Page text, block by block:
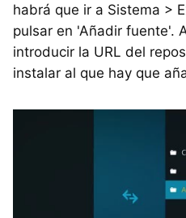
habrá que ir a Sistema >
pulsar en 'Añadir fuente'.
introducir la URL del
instalar al que hay que